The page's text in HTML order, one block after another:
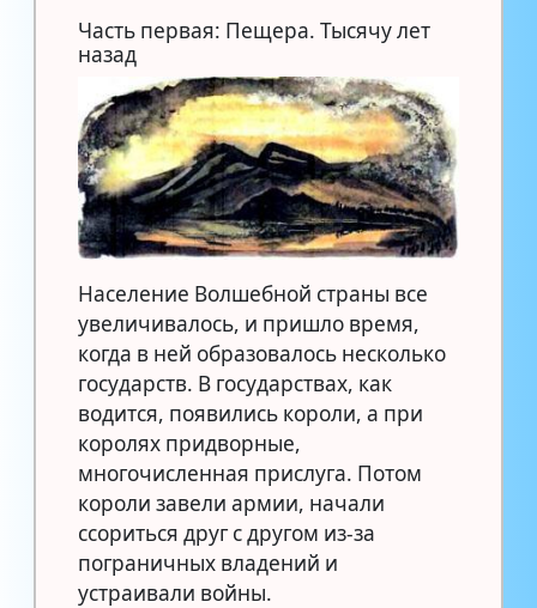
Часть первая: Пещера. Тысячу лет
назад
Население Волшебной страны все
увеличивалось, и пришло время,
когда в ней образовалось несколько
государств. В государствах, как
водится, появились короли, а при
королях придворные,
многочисленная прислуга. Потом
короли завели армии, начали
ссориться друг с другом из-за
пограничных владений и
устраивали войны.